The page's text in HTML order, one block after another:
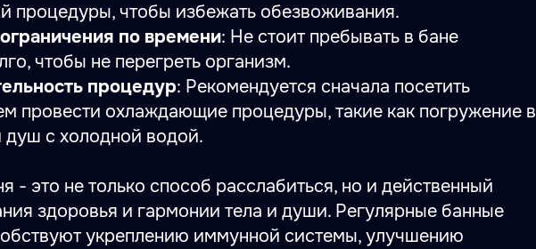
процедуры, чтобы избежать обезвоживания.
по времени: Не стоит пребывать в бане
чтобы не перегреть организм.
процедур: Рекомендуется сначала посетить
провести охлаждающие процедуры, такие как погружение в
душ с холодной водой.
- это не только способ расслабиться, но и действенный
здоровья и гармонии тела и души. Регулярные банные
укреплению иммунной системы, улучшению